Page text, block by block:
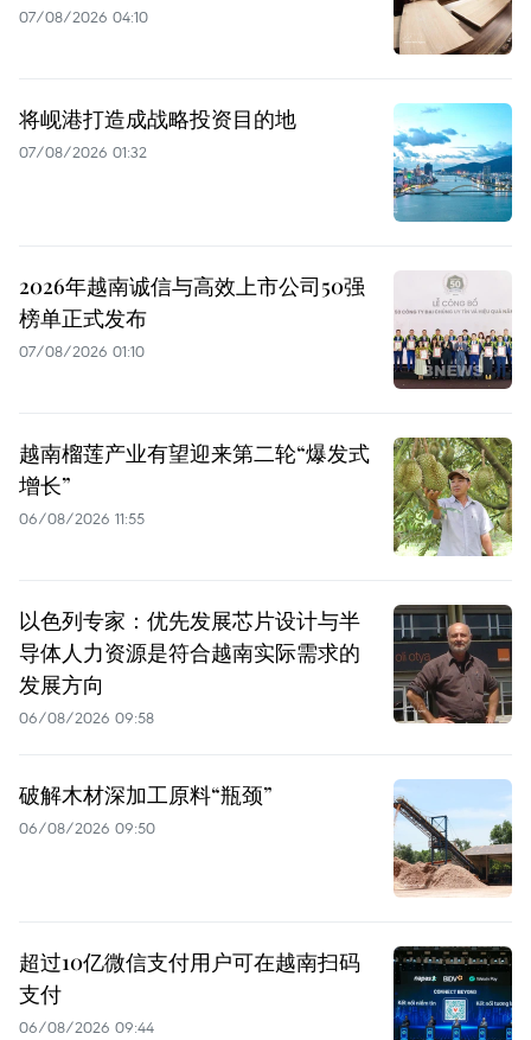
07/08/2026 04:10
将岘港打造成战略投资目的地
07/08/2026 01:32
2026年越南诚信与高效上市公司50强
榜单正式发布
07/08/2026 01:10
越南榴莲产业有望迎来第二轮“爆发式
增长”
06/08/2026 11:55
以色列专家：优先发展芯片设计与半
导体人力资源是符合越南实际需求的
发展方向
06/08/2026 09:58
破解木材深加工原料“瓶颈”
06/08/2026 09:50
超过10亿微信支付用户可在越南扫码
支付
06/08/2026 09:44